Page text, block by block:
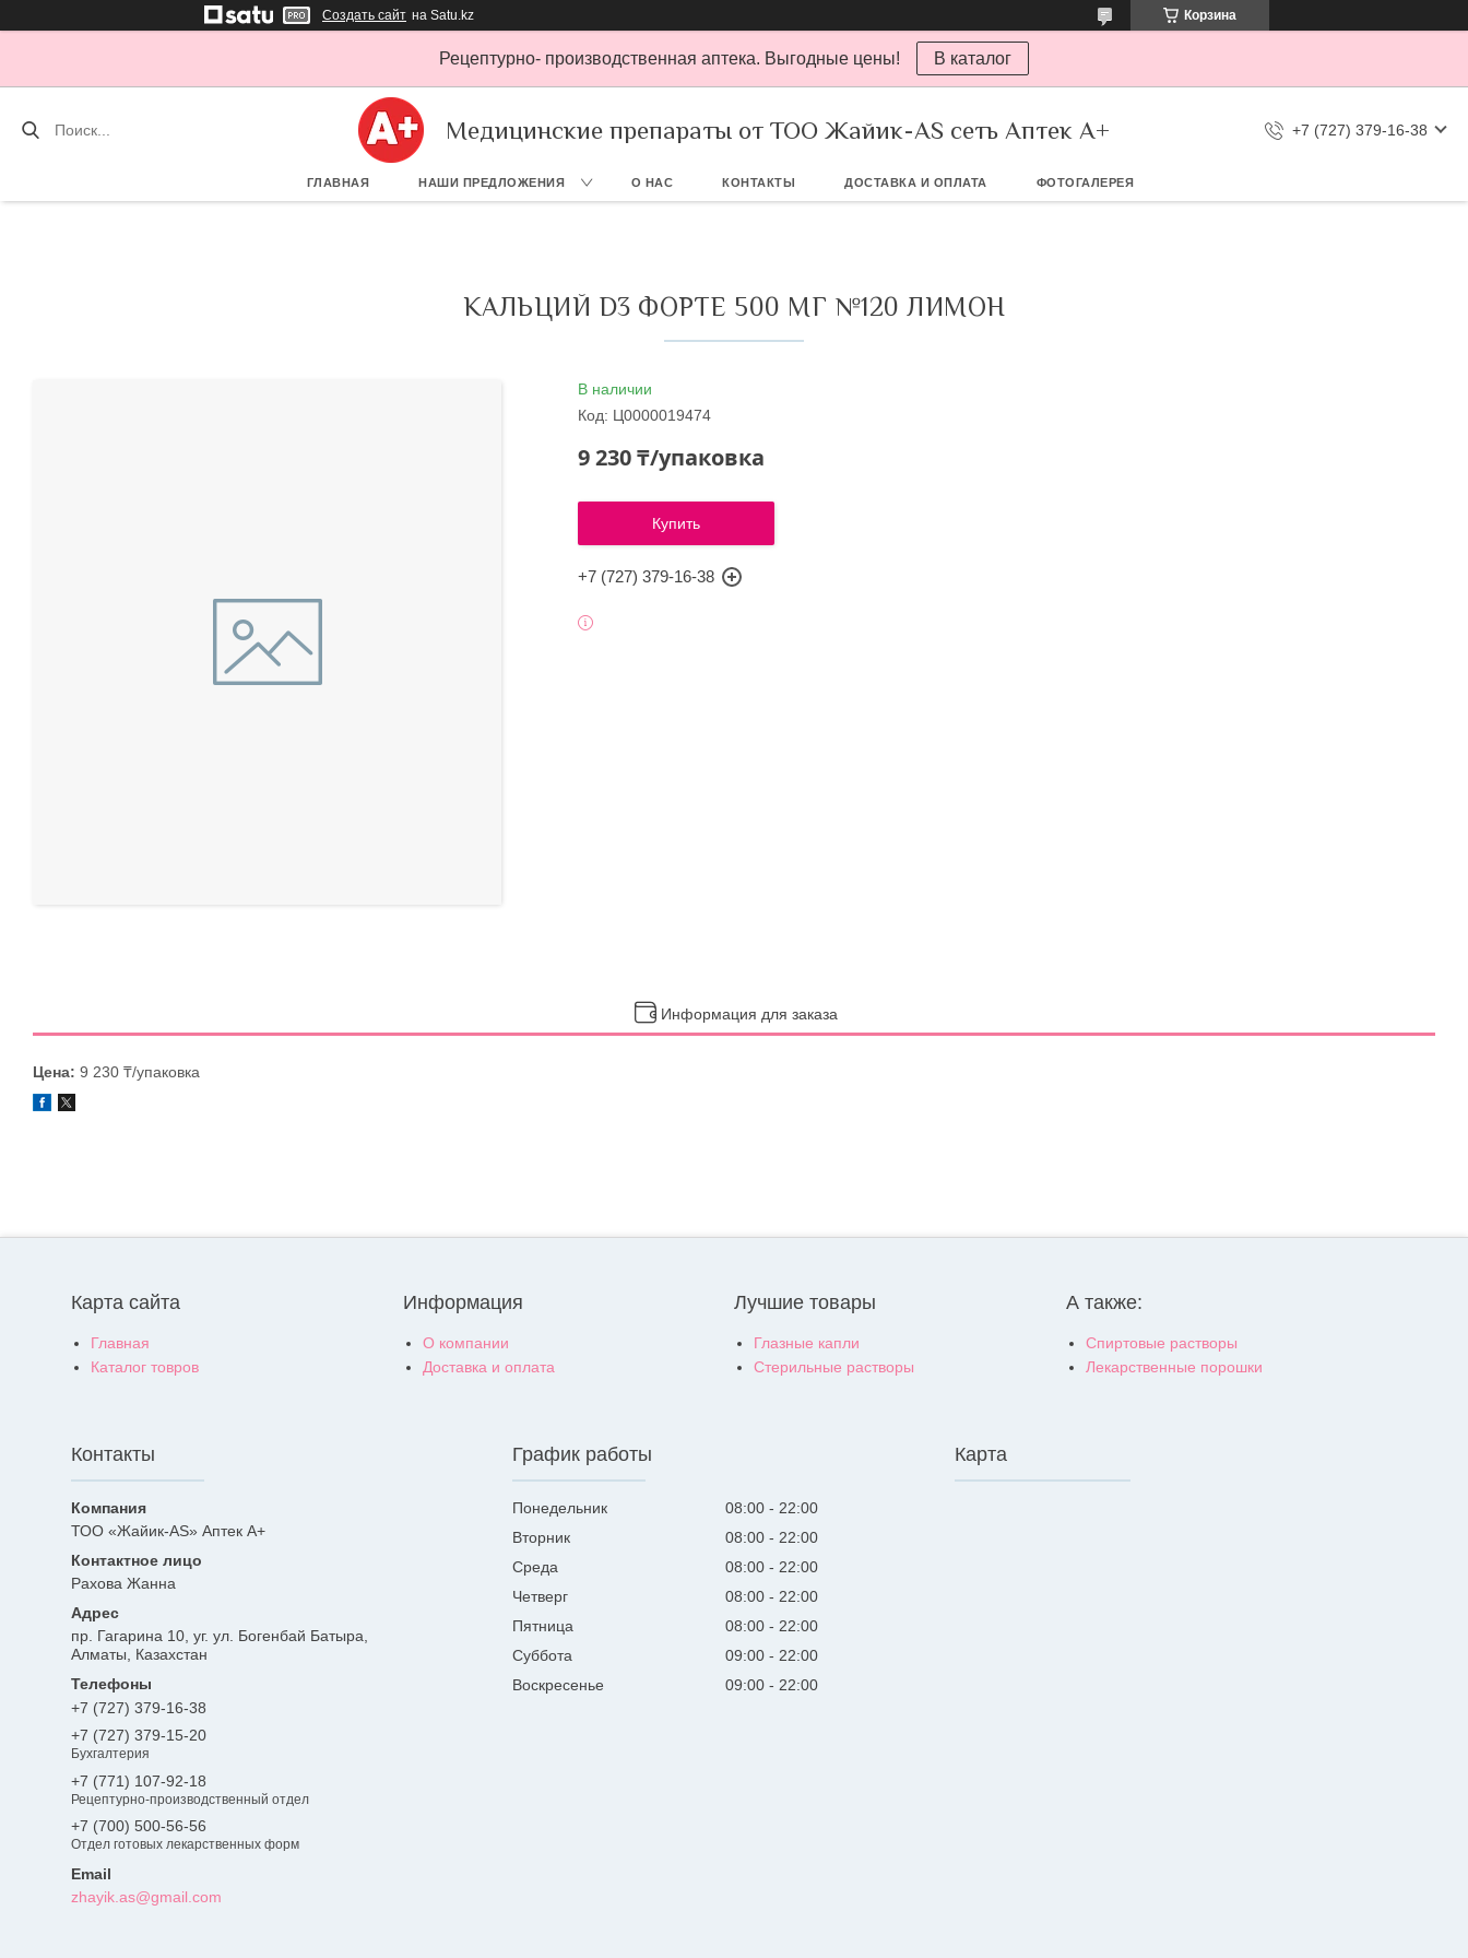
Создать сайт на Satu.kz Корзина
Рецептурно- производственная аптека. Выгодные цены! В каталог
Медицинские препараты от ТОО Жайик-AS сеть Аптек А+ +7 (727) 379-16-38
ГЛАВНАЯ НАШИ ПРЕДЛОЖЕНИЯ О НАС КОНТАКТЫ ДОСТАВКА И ОПЛАТА ФОТОГАЛЕРЕЯ
КАЛЬЦИЙ D3 ФОРТЕ 500 МГ №120 ЛИМОН
В наличии
Код: Ц0000019474
9 230 ₸/упаковка
Купить
+7 (727) 379-16-38
Информация для заказа
Цена: 9 230 ₸/упаковка
Карта сайта
Главная
Каталог товров
Информация
О компании
Доставка и оплата
Лучшие товары
Глазные капли
Стерильные растворы
А также:
Спиртовые растворы
Лекарственные порошки
Контакты
ТОО «Жайик-AS» Аптек А+
Рахова Жанна
пр. Гагарина 10, уг. ул. Богенбай Батыра,
Алматы, Казахстан
+7 (727) 379-16-38
+7 (727) 379-15-20
Бухгалтерия
+7 (771) 107-92-18
Рецептурно-производственный отдел
+7 (700) 500-56-56
Отдел готовых лекарственных форм
zhayik.as@gmail.com
График работы
Понедельник 08:00
22:00
Вторник
08:00
22:00
Среда
08:00
22:00
Четверг
08:00
22:00
Пятница
08:00
22:00
Суббота
09:00
22:00
Воскресенье
09:00 22:00
Карта